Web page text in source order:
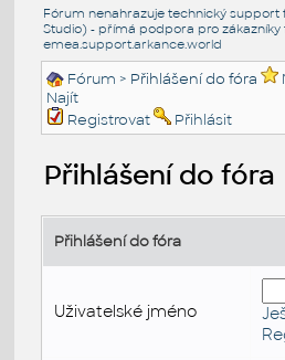
Fórum nenahrazuje technický support
Studio) - přímá podpora pro zákazníky
emea.support.arkance.world
Fórum > Přihlášení do fóra
Najít
Registrovat
Přihlásit
Přihlášení do fóra
Přihlášení do fóra
Uživatelské jméno